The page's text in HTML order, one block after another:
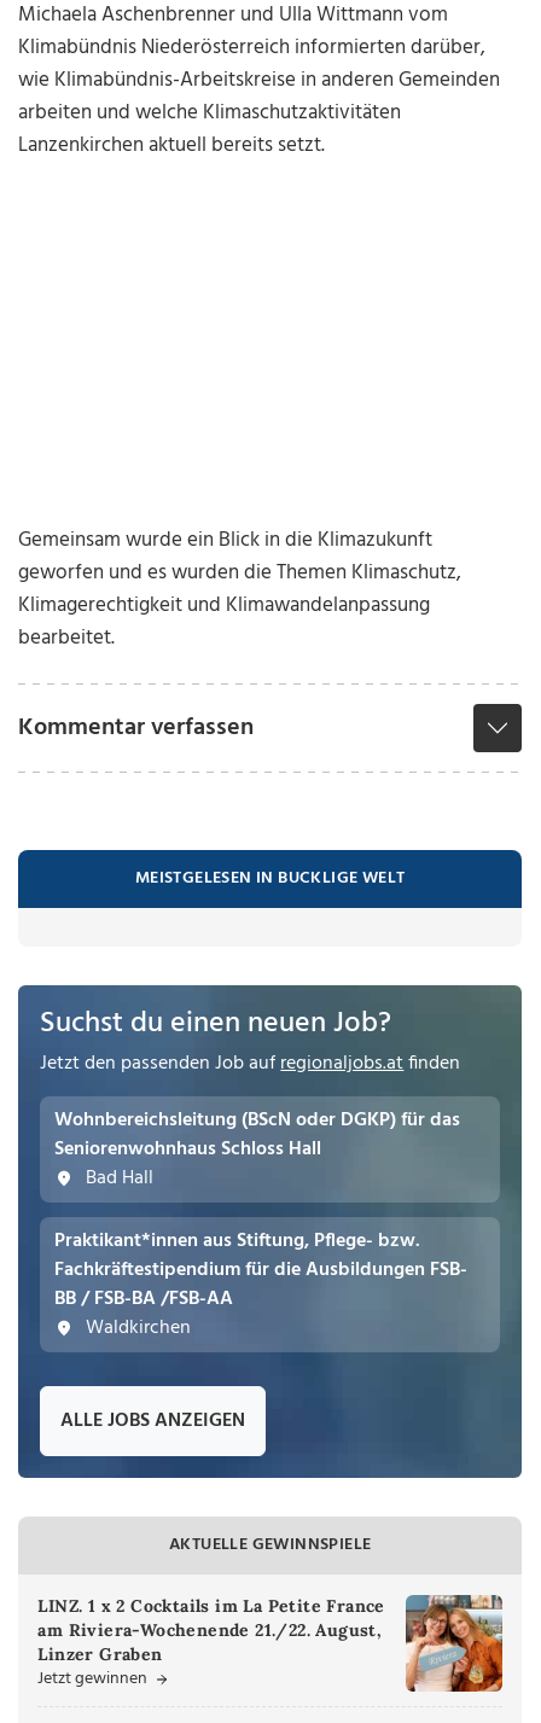
Michaela Aschenbrenner und Ulla Wittmann vom
Klimabündnis Niederösterreich informierten darüber,
wie Klimabündnis-Arbeitskreise in anderen Gemeinden
arbeiten und welche Klimaschutzaktivitäten
Lanzenkirchen aktuell bereits setzt.
Gemeinsam wurde ein Blick in die Klimazukunft
geworfen und es wurden die Themen Klimaschutz,
Klimagerechtigkeit und Klimawandelanpassung
bearbeitet.
Kommentar verfassen
MEISTGELESEN IN BUCKLIGE WELT
Suchst du einen neuen Job?
Jetzt den passenden Job aufregionaljobs.atfinden
Wohnbereichsleitung (BScN oder DGKP) für das
Seniorenwohnhaus Schloss Hall
Bad Hall
Praktikant*innen aus Stiftung, Pflege- bzw.
Fachkräftestipendium für die Ausbildungen FSB-
BB / FSB-BA /FSB-AA
Waldkirchen
ALLE JOBS ANZEIGEN
AKTUELLE GEWINNSPIELE
LINZ. 1 x 2 Cocktails im La Petite France
am Riviera-Wochenende 21./22. August,
Linzer Graben
Jetzt gewinnen